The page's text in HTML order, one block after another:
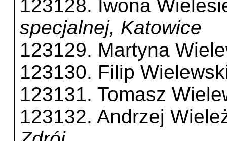
123128. Iwona
specjalnej, Katowice
123129. Martyna
123130. Filip
123131. Tomasz
123132. Andrzej